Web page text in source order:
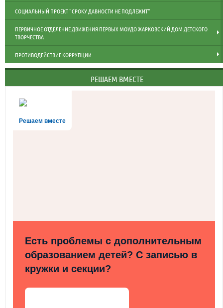
СОЦИАЛЬНЫЙ ПРОЕКТ "СРОКУ ДАВНОСТИ НЕ ПОДЛЕЖИТ"
ПЕРВИЧНОЕ ОТДЕЛЕНИЕ ДВИЖЕНИЯ ПЕРВЫХ МОУДО ЖАРКОВСКИЙ ДОМ ДЕТСКОГО
ТВОРЧЕСТВА
ПРОТИВОДЕЙСТВИЕ КОРРУПЦИИ
РЕШАЕМ ВМЕСТЕ
Решаем вместе
Есть проблемы с дополнительным
образованием детей? С записью в
кружки и секции?